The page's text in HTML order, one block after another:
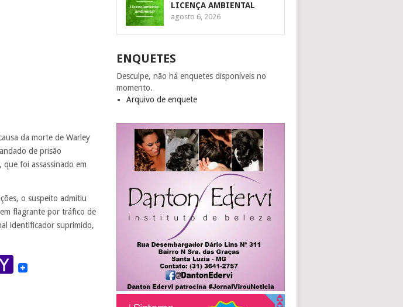
da morte de Warley
de prisão
foi assassinado em
o suspeito admitiu
flagrante por tráfico de
identificador suprimido,
Yahoo
LICENÇA AMBIENTAL
agosto 6, 2026
ENQUETES
Desculpe, não há enquetes disponíveis no
momento.
Arquivo de enquete